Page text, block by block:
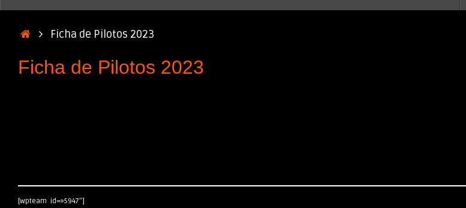
InicioFicha de Pilotos 2023
Ficha de Pilotos 2023
[wpteam id=»5947″]